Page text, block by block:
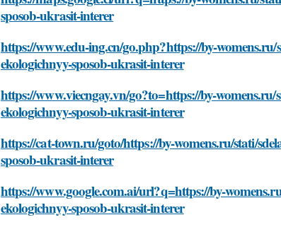
sposob-ukrasit-interer
https://www.edu-ing.cn/go.php?https://by-womens.ru/
ekologichnyy-sposob-ukrasit-interer
https://www.viecngay.vn/go?to=https://by-womens.ru/
ekologichnyy-sposob-ukrasit-interer
https://cat-town.ru/goto/https://by-womens.ru/stati/
sposob-ukrasit-interer
https://www.google.com.ai/url?q=https://by-
ekologichnyy-sposob-ukrasit-interer